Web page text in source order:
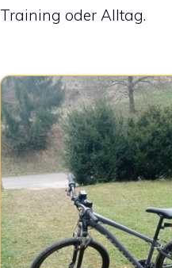
Training oder Alltag.